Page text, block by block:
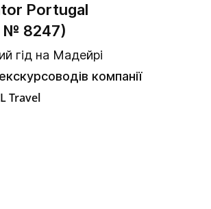
Portugal
№ 8247)
гід на Мадейрі
компанії
Travel